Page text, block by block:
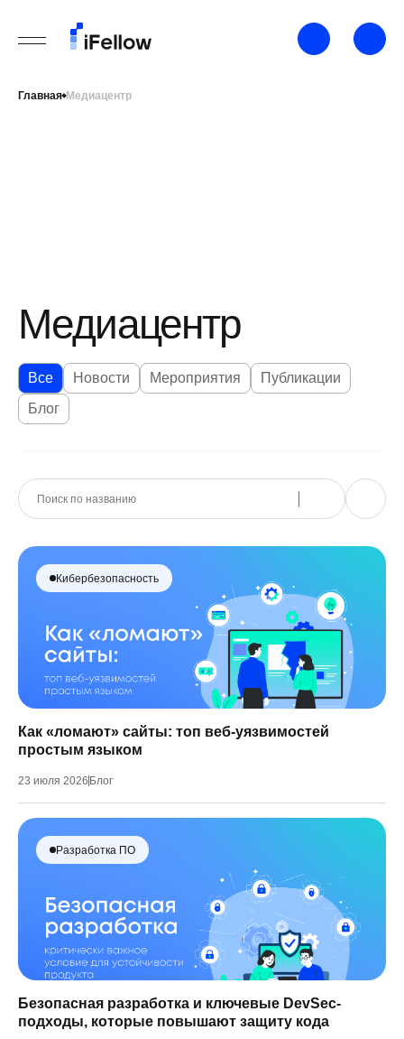
Главная Медиацентр
Медиацентр
Все Новости Мероприятия
Публикации
Блог
Кибербезопасность
Как «ломают» сайты: топ веб-уязвимостей
простым языком
23 июля 2026 Блог
Разработка ПО
Безопасная разработка и ключевые DevSec-
подходы, которые повышают защиту кода